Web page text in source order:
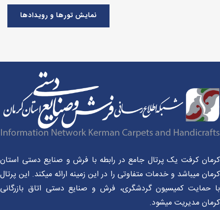
نمایش تورها و رویدادها
کرفت یک پرتال جامع در رابطه با فرش و صنایع دستی استان
میباشد و خدمات متفاوتی را در این زمینه ارائه میکند. این پرتال
حمایت کمیسیون گردشگری، فرش و صنایع دستی اتاق بازرگانی
مدیریت میشود.